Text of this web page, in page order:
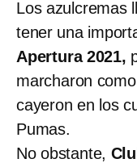
Los azulcremas
tener una
Apertura 2021,
marcharon
cayeron en los
Pumas.
No obstante,